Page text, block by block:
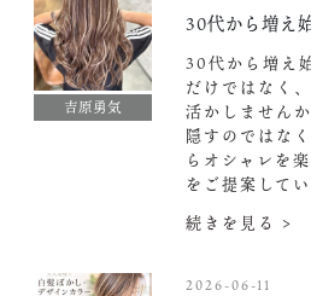
吉原勇気
30代から増え
30代から増え
だけではなく
活かしません
隠すのではな
らオシャレを
をご提案して
続きを見る >
2026-06-11